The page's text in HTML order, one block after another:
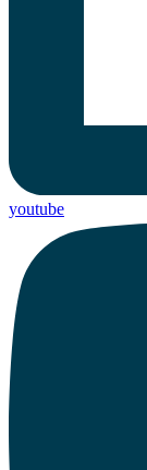
youtube